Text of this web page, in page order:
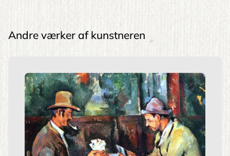
Andre værker af kunstneren